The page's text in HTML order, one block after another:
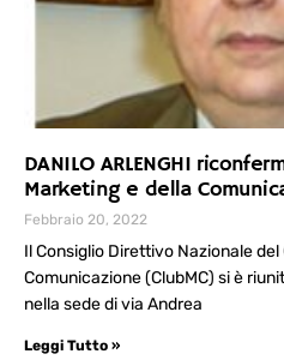
DANILO ARLENGHI
Marketing e della
Febbraio 20, 2022
Il Consiglio Direttivo Nazionale
Comunicazione (ClubMC) si è
nella sede di via Andrea
Leggi Tutto »